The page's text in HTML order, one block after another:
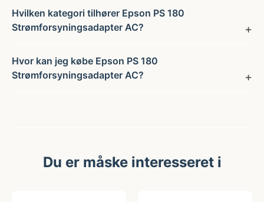
Hvilken kategori tilhører Epson PS 180
Strømforsyningsadapter AC?
Hvor kan jeg købe Epson PS 180
Strømforsyningsadapter AC?
Du er måske interesseret i